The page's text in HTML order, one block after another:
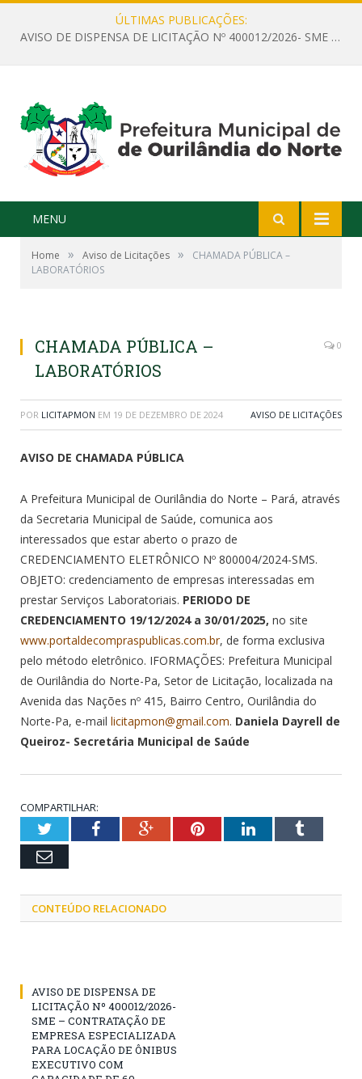
ÚLTIMAS PUBLICAÇÕES:
AVISO DE DISPENSA DE LICITAÇÃO Nº 400012/2026- SME – CONTRATAÇÃO DE EMPRESA ESPECIALIZADA PARA LOCAÇÃO DE ÔNIBUS EXECUTIVO COM CAPACIDADE DE 60 (SESSENTA) POLTRONAS, PARA TRANSPORTAR PROFESSORES RESPONSÁVEIS E ALUNOS PARA BRASÍLIA, COM SAÍDA DIA 10/08/2026 E RETORNO DIA 14/08/2026
MENU
Home » Aviso de Licitações »
CHAMADA PÚBLICA –
LABORATÓRIOS
CHAMADA PÚBLICA –
LABORATÓRIOS
0
POR LICITAPMON EM 19 DE DEZEMBRO DE 2024 AVISO DE LICITAÇÕES
AVISO DE CHAMADA PÚBLICA
A Prefeitura Municipal de Ourilândia do Norte – Pará, através
da Secretaria Municipal de Saúde, comunica aos
interessados que estar aberto o prazo de
CREDENCIAMENTO ELETRÔNICO Nº 800004/2024-SMS.
OBJETO: credenciamento de empresas interessadas em
prestar Serviços Laboratoriais. PERIODO DE
CREDENCIAMENTO 19/12/2024 a 30/01/2025, no site
www.portaldecompraspublicas.com.br, de forma exclusiva
pelo método eletrônico. IFORMAÇÕES: Prefeitura Municipal
de Ourilândia do Norte-Pa, Setor de Licitação, localizada na
Avenida das Nações nº 415, Bairro Centro, Ourilândia do
Norte-Pa, e-mail licitapmon@gmail.com. Daniela Dayrell de
Queiroz- Secretária Municipal de Saúde
COMPARTILHAR:
TwitterFacebookGoogle+PinterestLinkedInTumblr
Email
CONTEÚDO RELACIONADO
AVISO DE DISPENSA DE
LICITAÇÃO Nº 400012/2026-
SME – CONTRATAÇÃO DE
EMPRESA ESPECIALIZADA
PARA LOCAÇÃO DE ÔNIBUS
EXECUTIVO COM